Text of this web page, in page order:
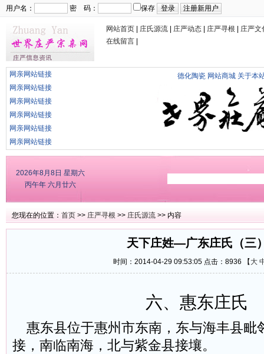
用户名： 密 码： 保存
网站首页 庄氏源流 庄严动态 庄严寻根
庄严文
在线留言
网亲网站链接
网亲网站链接
网亲网站链接
网亲网站链接
网亲网站链接
网亲网站链接
德化陶瓷 网站商城 关于本
2026年8月8日 星期六
丙午年 六月廿六
您现在的位置： 首页 >> 庄严寻根 >> 庄氏源流 >> 内容
天下庄姓—广东庄氏（三
时间：2014-04-29 09:53:05 点击： 8936 【 大
六、惠东庄氏
惠东县位于惠州市东南，东与海丰县毗
接，南临南海，北与紫金县接壤。